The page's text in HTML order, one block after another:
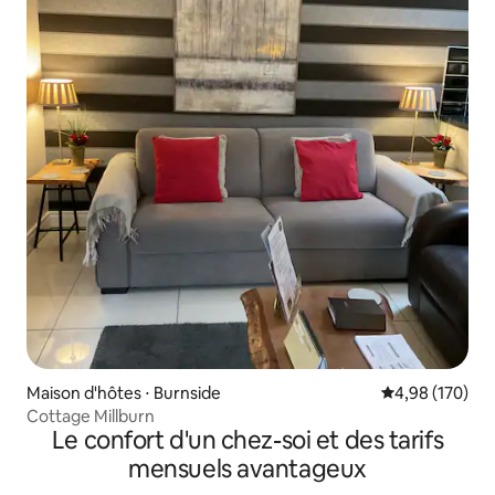
Maison d'hôtes ⋅ Burnside Évaluation
4,98 (170)
Cottage Millburn
Le confort d'un chez-soi et des tarifs
mensuels avantageux